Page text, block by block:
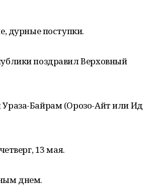
дурные поступки.
поздравил Верховный
Байрам (Орозо-Айт или Ид
13 мая.
днем.